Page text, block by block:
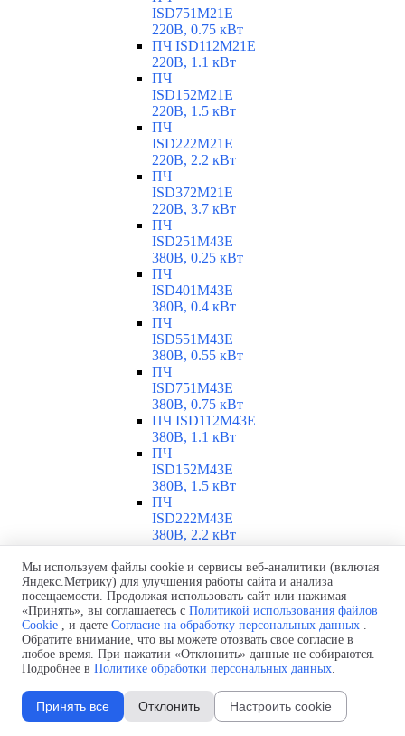
ISD751M21E
220В, 0.75 кВт
ПЧ ISD112M21E
220В, 1.1 кВт
ПЧ
ISD152M21E
220В, 1.5 кВт
ПЧ
ISD222M21E
220В, 2.2 кВт
ПЧ
ISD372M21E
220В, 3.7 кВт
ПЧ
ISD251M43E
380В, 0.25 кВт
ПЧ
ISD401M43E
380В, 0.4 кВт
ПЧ
ISD551M43E
380В, 0.55 кВт
ПЧ
ISD751M43E
380В, 0.75 кВт
ПЧ ISD112M43E
380В, 1.1 кВт
ПЧ
ISD152M43E
380В, 1.5 кВт
ПЧ
ISD222M43E
380В, 2.2 кВт
ISD302M43E
380В, 3 кВт
ПЧ
ISD402M43E
380В, 4 кВт
ПЧ
ISD552M43E
ISD752M43E
Мы используем файлы cookie и сервисы веб-аналитики (включая
Яндекс.Метрику) для улучшения работы сайта и анализа
посещаемости. Продолжая использовать сайт или нажимая
«Принять», вы соглашаетесь с Политикой использования файлов
Cookie , и даете Согласие на обработку персональных данных .
Обратите внимание, что вы можете отозвать свое согласие в
любое время. При нажатии «Отклонить» данные не собираются.
Подробнее в Политике обработки персональных данных.
Принять все Отклонить Настроить cookie